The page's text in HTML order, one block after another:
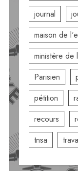
journal
maison de
ministère de
Parisien
pétition
recours
tnsa